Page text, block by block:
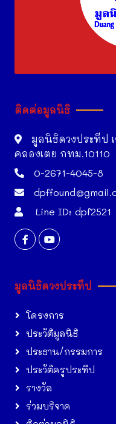
ติดต่อมูลนิธิ
มูลนิธิดวงประทีป
คลองเตย กทม.10110
0-2671-4045-8
Line ID: dpf2521
มูลนิธิดวงประทีป
โครงการ
ประวัติมูลนิธิ
ประธาน/กรรมการ
ประวัติครูประทีป
รางวัล
ร่วมบริจาค